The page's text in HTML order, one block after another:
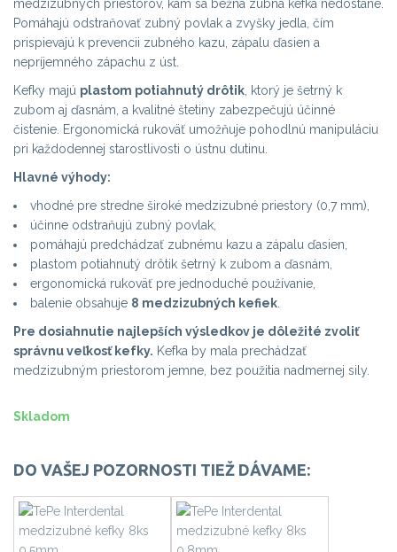
medzizubných priestorov, kam sa bežná zubná kefka nedostane.
Pomáhajú odstraňovať zubný povlak a zvyšky jedla, čím
prispievajú k prevencii zubného kazu, zápalu ďasien a
nepríjemného zápachu z úst.
Kefky majú plastom potiahnutý drôtik , ktorý je šetrný k
zubom aj ďasnám, a kvalitné štetiny zabezpečujú účinné
čistenie. Ergonomická rukoväť umožňuje pohodlnú manipuláciu
pri každodennej starostlivosti o ústnu dutinu.
Hlavné výhody:
vhodné pre stredne široké medzizubné priestory (0,7 mm),
účinne odstraňujú zubný povlak,
pomáhajú predchádzať zubnému kazu a zápalu ďasien,
plastom potiahnutý drôtik šetrný k zubom a ďasnám,
ergonomická rukoväť pre jednoduché používanie,
balenie obsahuje 8 medzizubných kefiek
Pre dosiahnutie najlepších výsledkov je dôležité zvoliť
správnu veľkosť kefky. Kefka by mala prechádzať
medzizubným priestorom jemne, bez použitia nadmernej sily.
Skladom
DO VAŠEJ POZORNOSTI TIEŽ DÁVAME: